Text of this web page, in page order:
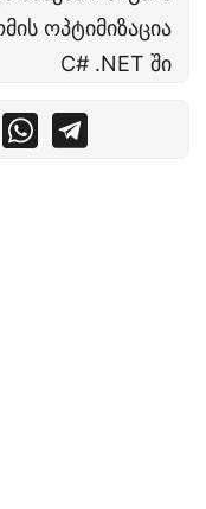
ოპტიმიზაცია
C# .NET ში